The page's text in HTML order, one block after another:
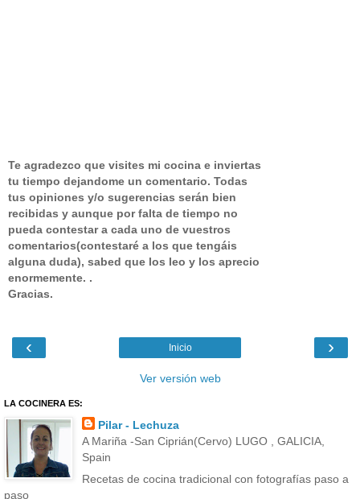
Te agradezco que visites mi cocina e inviertas
tu tiempo dejandome un comentario. Todas
tus opiniones y/o sugerencias serán bien
recibidas y aunque por falta de tiempo no
pueda contestar a cada uno de vuestros
comentarios(contestaré a los que tengáis
alguna duda), sabed que los leo y los aprecio
enormemente. .
Gracias.
‹ ›
Inicio
Ver versión web
LA COCINERA ES:
Pilar - Lechuza
A Mariña -San Ciprián(Cervo) LUGO , GALICIA,
Spain
Recetas de cocina tradicional con fotografías paso a
paso